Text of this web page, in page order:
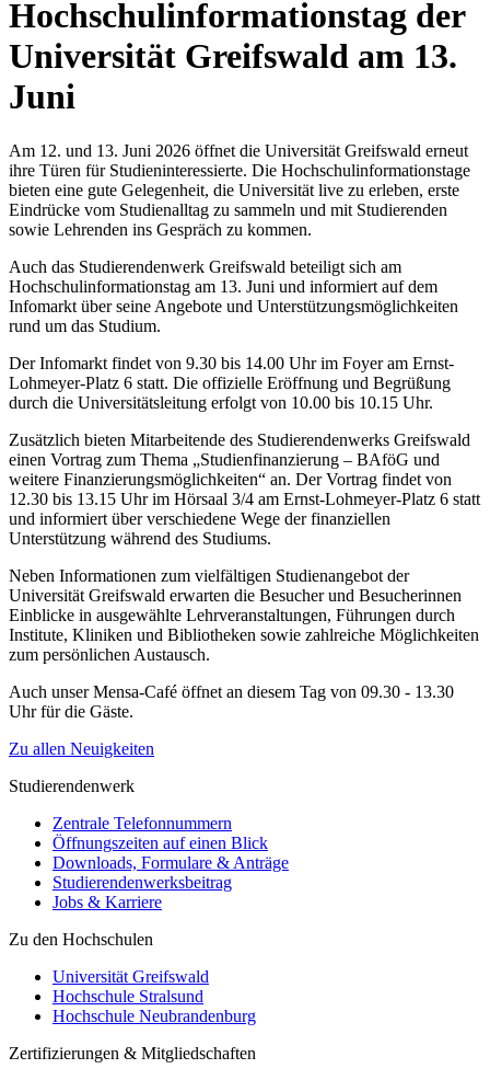
Hochschulinformationstag der
Universität Greifswald am 13.
Juni
Am 12. und 13. Juni 2026 öffnet die Universität Greifswald erneut
ihre Türen für Studieninteressierte. Die Hochschulinformationstage
bieten eine gute Gelegenheit, die Universität live zu erleben, erste
Eindrücke vom Studienalltag zu sammeln und mit Studierenden
sowie Lehrenden ins Gespräch zu kommen.
Auch das Studierendenwerk Greifswald beteiligt sich am
Hochschulinformationstag am 13. Juni und informiert auf dem
Infomarkt über seine Angebote und Unterstützungsmöglichkeiten
rund um das Studium.
Der Infomarkt findet von 9.30 bis 14.00 Uhr im Foyer am Ernst-
Lohmeyer-Platz 6 statt. Die offizielle Eröffnung und Begrüßung
durch die Universitätsleitung erfolgt von 10.00 bis 10.15 Uhr.
Zusätzlich bieten Mitarbeitende des Studierendenwerks Greifswald
einen Vortrag zum Thema „Studienfinanzierung – BAföG und
weitere Finanzierungsmöglichkeiten“ an. Der Vortrag findet von
12.30 bis 13.15 Uhr im Hörsaal 3/4 am Ernst-Lohmeyer-Platz 6 statt
und informiert über verschiedene Wege der finanziellen
Unterstützung während des Studiums.
Neben Informationen zum vielfältigen Studienangebot der
Universität Greifswald erwarten die Besucher und Besucherinnen
Einblicke in ausgewählte Lehrveranstaltungen, Führungen durch
Institute, Kliniken und Bibliotheken sowie zahlreiche Möglichkeiten
zum persönlichen Austausch.
Auch unser Mensa-Café öffnet an diesem Tag von 09.30 - 13.30
Uhr für die Gäste.
Zu allen Neuigkeiten
Studierendenwerk
Zentrale Telefonnummern
Öffnungszeiten auf einen Blick
Downloads, Formulare & Anträge
Studierendenwerksbeitrag
Jobs & Karriere
Zu den Hochschulen
Universität Greifswald
Hochschule Stralsund
Hochschule Neubrandenburg
Zertifizierungen & Mitgliedschaften